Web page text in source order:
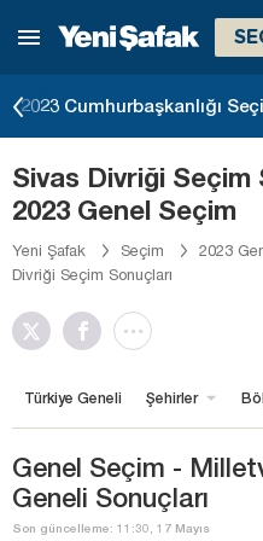
2023 Cumhurbaşkanlığı
Sivas Divriği Seçim
2023 Genel Seçim
Yeni Şafak Seçim 2023
Divriği Seçim Sonuçları
Türkiye Geneli Şehirler
Genel Seçim -
Geneli Sonuçları
Son güncelleme: 11:30, 17 Mayıs